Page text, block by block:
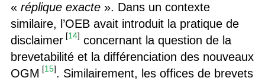
« réplique exacte». Dans un contexte
similaire, l’OEB avait introduit la pratique de
disclaimer [14] concernant la question de la
brevetabilité et la différenciation des nouveaux
OGM [15]. Similairement, les offices de brevets